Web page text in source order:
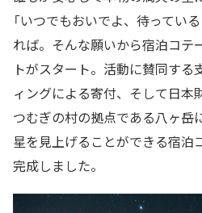
「いつでもおいでよ、待ってい
れば。そんな願いから宿泊コテ
トがスタート。活動に賛同す
ィングによる寄付、そして日本
つむぎの村の拠点である八ヶ岳
星を見上げることができる宿泊
完成しました。